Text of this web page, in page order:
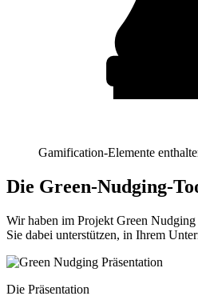
Gamification-Elemente
Die Green-Nudging-
Wir haben im Projekt Green
Sie dabei unterstützen, in Ihrem
Die Präsentation